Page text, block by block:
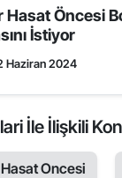
Hasat Öncesi
İstiyor
Haziran 2024
İle İlişkili
Hasat Oncesi